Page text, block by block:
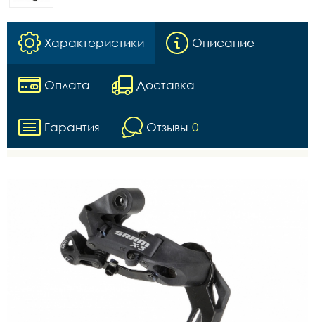
Характеристики Описание
Оплата Доставка
Гарантия Отзывы 0